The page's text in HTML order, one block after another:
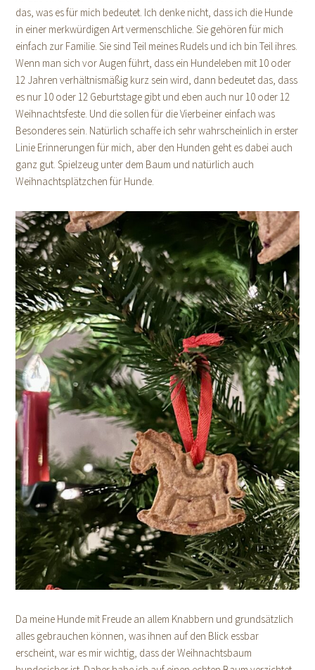
das, was es für mich bedeutet. Ich denke nicht, dass ich die Hunde
in einer merkwürdigen Art vermenschliche. Sie gehören für mich
einfach zur Familie. Sie sind Teil meines Rudels und ich bin Teil ihres.
Wenn man sich vor Augen führt, dass ein Hundeleben mit 10 oder
12 Jahren verhältnismäßig kurz sein wird, dann bedeutet das, dass
es nur 10 oder 12 Geburtstage gibt und eben auch nur 10 oder 12
Weihnachtsfeste. Und die sollen für die Vierbeiner einfach was
Besonderes sein. Natürlich schaffe ich sehr wahrscheinlich in erster
Linie Erinnerungen für mich, aber den Hunden geht es dabei auch
ganz gut. Spielzeug unter dem Baum und natürlich auch
Weihnachtsplätzchen für Hunde.
Da meine Hunde mit Freude an allem Knabbern und grundsätzlich
alles gebrauchen können, was ihnen auf den Blick essbar
erscheint, war es mir wichtig, dass der Weihnachtsbaum